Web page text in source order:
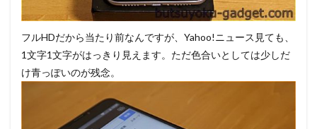
フルHDだから当たり前なんですが、Yahoo!ニュース見ても、
1文字1文字がはっきり見えます。ただ色合いとしては少しだ
け青っぽいのが残念。